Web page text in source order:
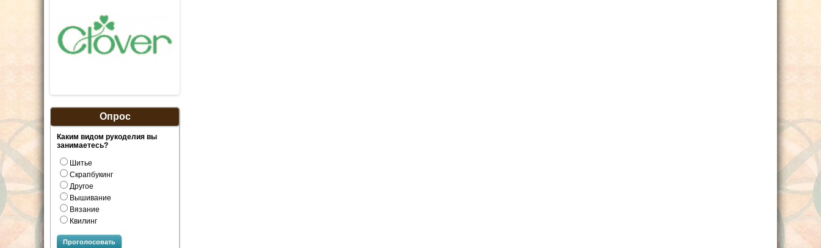
Опрос
Каким видом рукоделия вы
занимаетесь?
Шитье
Скрапбукинг
Другое
Вышивание
Вязание
Квилинг
Проголосовать